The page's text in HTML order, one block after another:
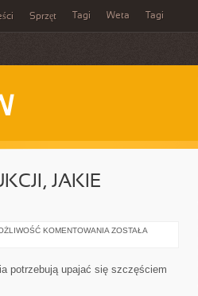
Sprzęt Tagi Weta Tagi
JAKIE
KOMENTOWANIA DBAMY
MONTUJEMY
ZOSTAŁA
potrzebują upajać się szczęściem